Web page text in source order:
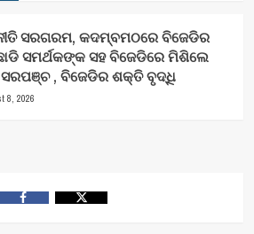
ସରଗରମ, କଦମ୍ବମଠରେ ବିଜେଡିର
ସମର୍ଥକଙ୍କ ସହ ବିଜେଡିରେ ମିଶିଲେ
, ବିଜେଡିର ଶକ୍ତି ବୃଦ୍ଧି
8, 2026